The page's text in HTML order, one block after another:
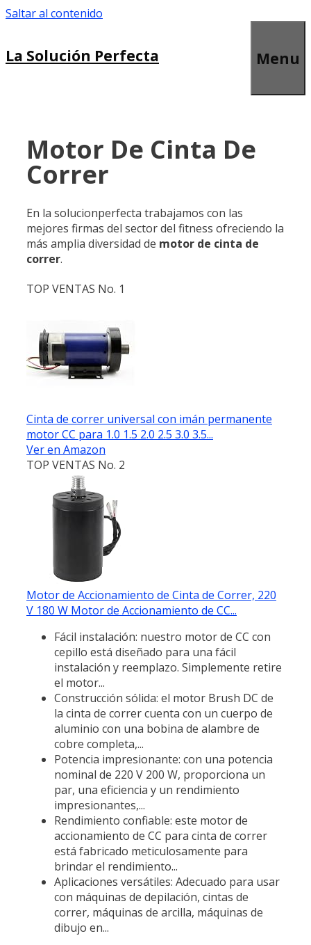
Saltar al contenido
La Solución Perfecta Menu
Motor De Cinta De
Correr
En la solucionperfecta trabajamos con las
mejores firmas del sector del fitness ofreciendo la
más amplia diversidad de motor de cinta de
correr.
TOP VENTAS No. 1
Cinta de correr universal con imán permanente
motor CC para 1.0 1.5 2.0 2.5 3.0 3.5...
Ver en Amazon
TOP VENTAS No. 2
Motor de Accionamiento de Cinta de Correr, 220
V 180 W Motor de Accionamiento de CC...
Fácil instalación: nuestro motor de CC con
cepillo está diseñado para una fácil
instalación y reemplazo. Simplemente retire
el motor...
Construcción sólida: el motor Brush DC de
la cinta de correr cuenta con un cuerpo de
aluminio con una bobina de alambre de
cobre completa,...
Potencia impresionante: con una potencia
nominal de 220 V 200 W, proporciona un
par, una eficiencia y un rendimiento
impresionantes,...
Rendimiento confiable: este motor de
accionamiento de CC para cinta de correr
está fabricado meticulosamente para
brindar el rendimiento...
Aplicaciones versátiles: Adecuado para usar
con máquinas de depilación, cintas de
correr, máquinas de arcilla, máquinas de
dibujo en...